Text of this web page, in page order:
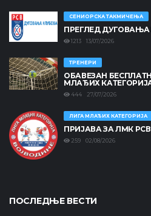
СЕНИОРСКА ТАКМИЧЕЊА
ПРЕГЛЕД
1213 13/07/2026
ТРЕНЕРИ
ОБАВЕЗАН
МЛАЂИХ
444 27/07/2026
ЛИГА МЛАЂИХ КАТЕГОРИЈА
ПРИЈАВА ЗА ЛМК
259 02/08/2026
ПОСЛЕДЊЕ ВЕСТИ